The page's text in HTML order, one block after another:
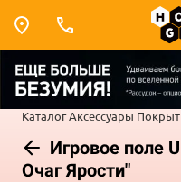
КаталогАксессуары
Игровое поле
Очаг Ярости"